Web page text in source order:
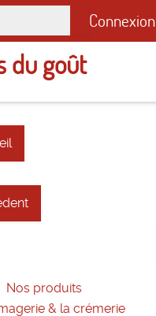
Connexion
du goût
Nos produits
& la crémerie